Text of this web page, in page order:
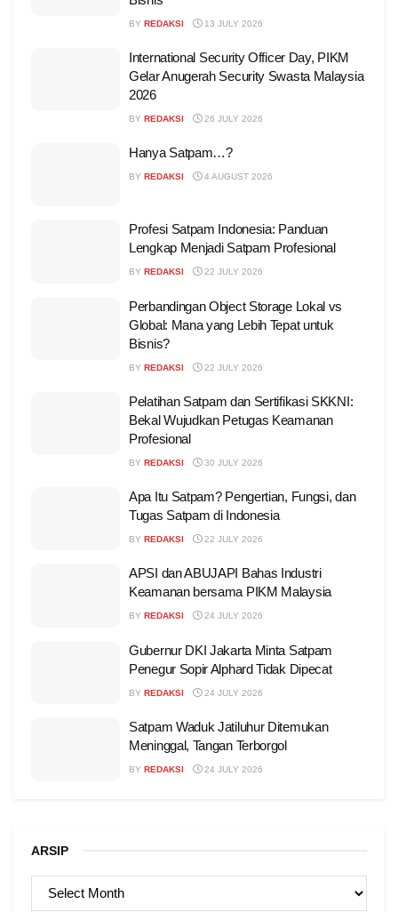
BY REDAKSI 13 JULY 2026
International Security Officer Day, PIKM
Gelar Anugerah Security Swasta Malaysia
2026
BY REDAKSI 26 JULY 2026
Hanya Satpam…?
BY REDAKSI 4 AUGUST 2026
Profesi Satpam Indonesia: Panduan
Lengkap Menjadi Satpam Profesional
BY REDAKSI 22 JULY 2026
Perbandingan Object Storage Lokal vs
Global: Mana yang Lebih Tepat untuk
Bisnis?
BY REDAKSI 22 JULY 2026
Pelatihan Satpam dan Sertifikasi SKKNI:
Bekal Wujudkan Petugas Keamanan
Profesional
BY REDAKSI 30 JULY 2026
Apa Itu Satpam? Pengertian, Fungsi, dan
Tugas Satpam di Indonesia
BY REDAKSI 22 JULY 2026
APSI dan ABUJAPI Bahas Industri
Keamanan bersama PIKM Malaysia
BY REDAKSI 24 JULY 2026
Gubernur DKI Jakarta Minta Satpam
Penegur Sopir Alphard Tidak Dipecat
BY REDAKSI 24 JULY 2026
Satpam Waduk Jatiluhur Ditemukan
Meninggal, Tangan Terborgol
BY REDAKSI 24 JULY 2026
ARSIP
ARSIP